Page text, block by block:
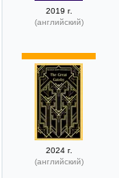
2019 г.
(английский)
2024 г.
(английский)